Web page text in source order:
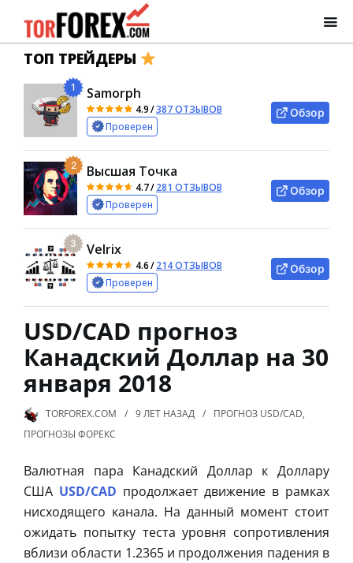
ТОП ТРЕЙДЕРЫ
1 Samorph
4.9/387 ОТЗЫВОВ
Проверен
Обзор
2 Высшая Точка
4.7/281 ОТЗЫВОВ
Проверен
Обзор
3 Velrix
4.6/214 ОТЗЫВОВ
Проверен
Обзор
USD/CAD прогноз
Канадский Доллар на 30
января 2018
TORFOREX.COM 9 ЛЕТ НАЗАД ПРОГНОЗ USD/CAD,
ПРОГНОЗЫ ФОРЕКС
Валютная пара Канадский Доллар к Доллару
США USD/CAD продолжает движение в рамках
нисходящего канала. На данный момент стоит
ожидать попытку теста уровня сопротивления
вблизи области 1.2365 и продолжения падения в